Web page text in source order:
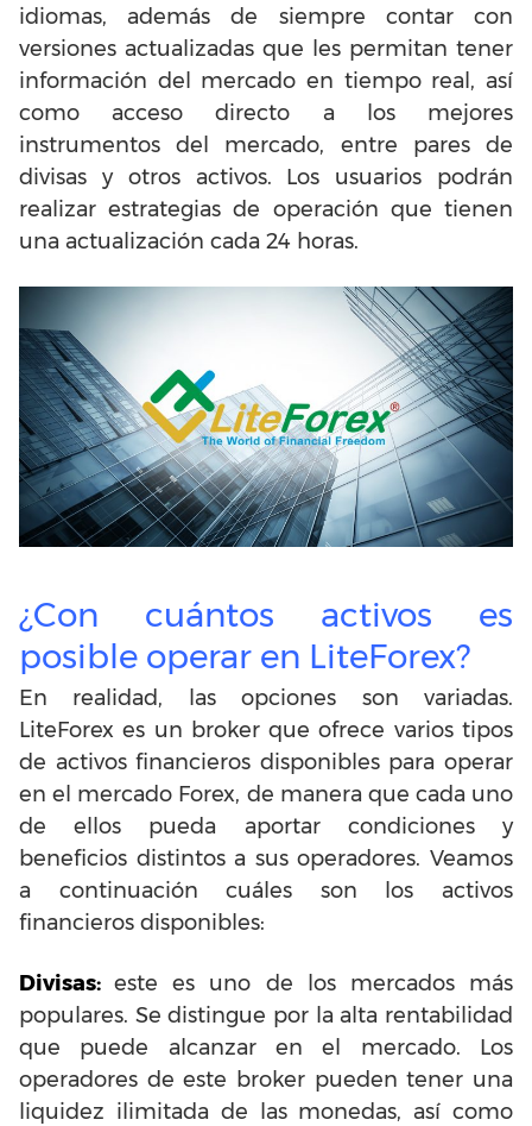
idiomas, además de siempre contar con
versiones actualizadas que les permitan tener
información del mercado en tiempo real, así
como acceso directo a los mejores
instrumentos del mercado, entre pares de
divisas y otros activos. Los usuarios podrán
realizar estrategias de operación que tienen
una actualización cada 24 horas.
¿Con cuántos activos es
posible operar en LiteForex?
En realidad, las opciones son variadas.
LiteForex es un broker que ofrece varios tipos
de activos financieros disponibles para operar
en el mercado Forex, de manera que cada uno
de ellos pueda aportar condiciones y
beneficios distintos a sus operadores. Veamos
a continuación cuáles son los activos
financieros disponibles:
Divisas:este es uno de los mercados más
populares. Se distingue por la alta rentabilidad
que puede alcanzar en el mercado. Los
operadores de este broker pueden tener una
liquidez ilimitada de las monedas, así como